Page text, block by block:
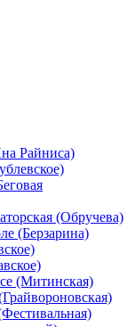
Райниса)
(Обручева)
(Берзарина)
(Митинская)